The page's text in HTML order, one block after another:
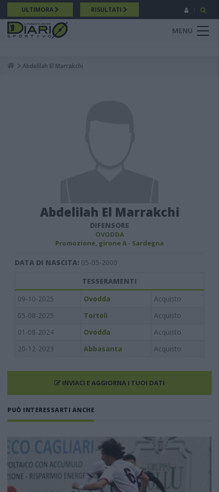
Salta
al
contenuto
principale
ULTIMORA RISULTATI
MENU
Breadcrumb
Abdelilah El Marrakchi
Abdelilah El Marrakchi
DIFENSORE
OVODDA
Promozione, girone A - Sardegna
DATA DI NASCITA: 05-05-2000
TESSERAMENTI
09-10-2025
Ovodda
Acquisto
05-08-2025
Tortolì
Acquisto
01-08-2024
Ovodda
Acquisto
20-12-2023
Abbasanta Acquisto
INVIACI E AGGIORNA I TUOI DATI
PUÒ INTERESSARTI ANCHE